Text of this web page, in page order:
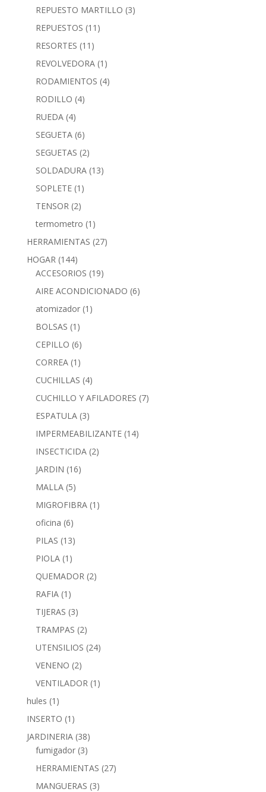
REPUESTO MARTILLO (3)
REPUESTOS (11)
RESORTES (11)
REVOLVEDORA (1)
RODAMIENTOS (4)
RODILLO (4)
RUEDA (4)
SEGUETA (6)
SEGUETAS (2)
SOLDADURA (13)
SOPLETE (1)
TENSOR (2)
termometro (1)
HERRAMIENTAS (27)
HOGAR (144)
ACCESORIOS (19)
AIRE ACONDICIONADO (6)
atomizador (1)
BOLSAS (1)
CEPILLO (6)
CORREA (1)
CUCHILLAS (4)
CUCHILLO Y AFILADORES (7)
ESPATULA (3)
IMPERMEABILIZANTE (14)
INSECTICIDA (2)
JARDIN (16)
MALLA (5)
MIGROFIBRA (1)
oficina (6)
PILAS (13)
PIOLA (1)
QUEMADOR (2)
RAFIA (1)
TIJERAS (3)
TRAMPAS (2)
UTENSILIOS (24)
VENENO (2)
VENTILADOR (1)
hules (1)
INSERTO (1)
JARDINERIA (38)
fumigador (3)
HERRAMIENTAS (27)
MANGUERAS (3)